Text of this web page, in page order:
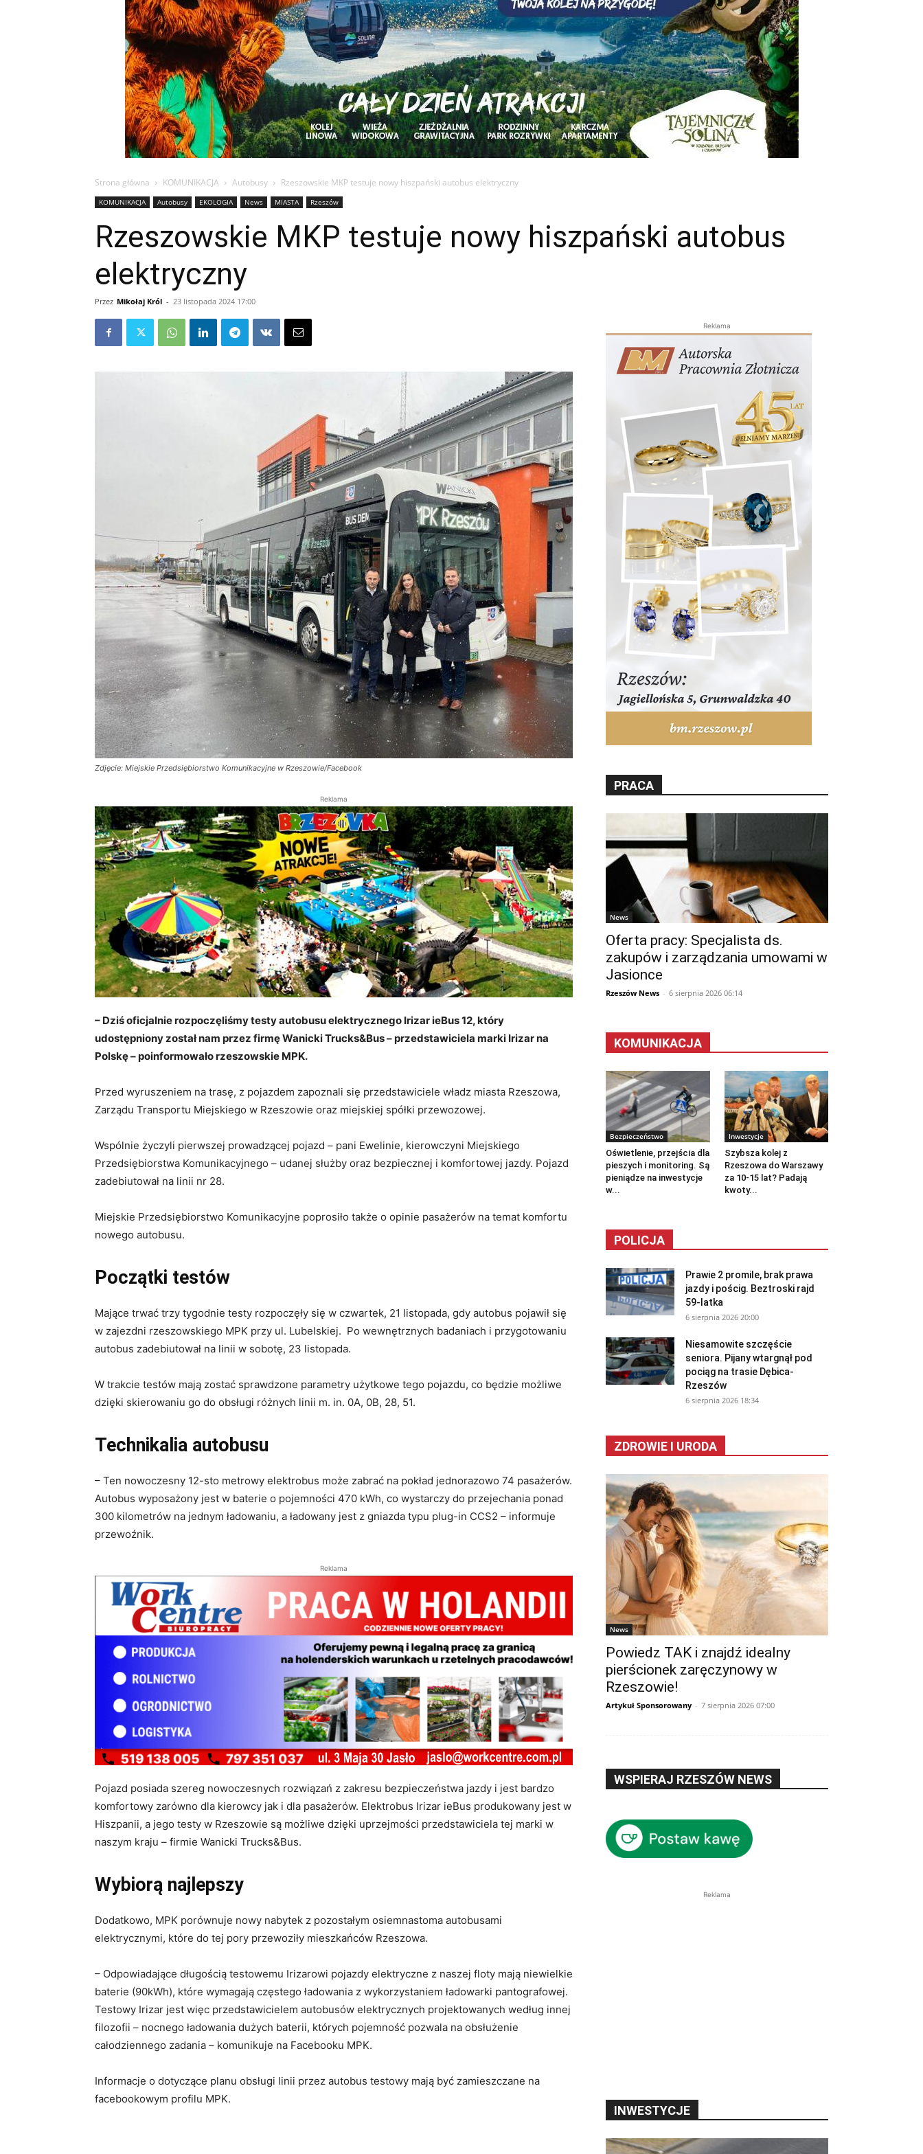
Strona główna KOMUNIKACJA Autobusy Rzeszowskie MKP testuje nowy hiszpański autobus elektryczny
KOMUNIKACJA Autobusy EKOLOGIA News MIASTA Rzeszów
Rzeszowskie MKP testuje nowy hiszpański autobus
elektryczny
Przez Mikołaj Król - 23 listopada 2024 17:00
Zdjęcie: Miejskie Przedsiębiorstwo Komunikacyjne w Rzeszowie/Facebook
Reklama
– Dziś oficjalnie rozpoczęliśmy testy autobusu elektrycznego Irizar ieBus 12, który
udostępniony został nam przez firmę Wanicki Trucks&Bus – przedstawiciela marki Irizar na
Polskę – poinformowało rzeszowskie MPK.
Przed wyruszeniem na trasę, z pojazdem zapoznali się przedstawiciele władz miasta Rzeszowa,
Zarządu Transportu Miejskiego w Rzeszowie oraz miejskiej spółki przewozowej.
Wspólnie życzyli pierwszej prowadzącej pojazd – pani Ewelinie, kierowczyni Miejskiego
Przedsiębiorstwa Komunikacyjnego – udanej służby oraz bezpiecznej i komfortowej jazdy. Pojazd
zadebiutował na linii nr 28.
Miejskie Przedsiębiorstwo Komunikacyjne poprosiło także o opinie pasażerów na temat komfortu
nowego autobusu.
Początki testów
Mające trwać trzy tygodnie testy rozpoczęły się w czwartek, 21 listopada, gdy autobus pojawił się
w zajezdni rzeszowskiego MPK przy ul. Lubelskiej. Po wewnętrznych badaniach i przygotowaniu
autobus zadebiutował na linii w sobotę, 23 listopada.
W trakcie testów mają zostać sprawdzone parametry użytkowe tego pojazdu, co będzie możliwe
dzięki skierowaniu go do obsługi różnych linii m. in. 0A, 0B, 28, 51.
Technikalia autobusu
– Ten nowoczesny 12-sto metrowy elektrobus może zabrać na pokład jednorazowo 74 pasażerów.
Autobus wyposażony jest w baterie o pojemności 470 kWh, co wystarczy do przejechania ponad
300 kilometrów na jednym ładowaniu, a ładowany jest z gniazda typu plug-in CCS2 – informuje
przewoźnik.
Reklama
Pojazd posiada szereg nowoczesnych rozwiązań z zakresu bezpieczeństwa jazdy i jest bardzo
komfortowy zarówno dla kierowcy jak i dla pasażerów. Elektrobus Irizar ieBus produkowany jest w
Hiszpanii, a jego testy w Rzeszowie są możliwe dzięki uprzejmości przedstawiciela tej marki w
naszym kraju – firmie Wanicki Trucks&Bus.
Wybiorą najlepszy
Dodatkowo, MPK porównuje nowy nabytek z pozostałym osiemnastoma autobusami
elektrycznymi, które do tej pory przewoziły mieszkańców Rzeszowa.
– Odpowiadające długością testowemu Irizarowi pojazdy elektryczne z naszej floty mają niewielkie
baterie (90kWh), które wymagają częstego ładowania z wykorzystaniem ładowarki pantografowej.
Testowy Irizar jest więc przedstawicielem autobusów elektrycznych projektowanych według innej
filozofii – nocnego ładowania dużych baterii, których pojemność pozwala na obsłużenie
całodziennego zadania – komunikuje na Facebooku MPK.
Informacje o dotyczące planu obsługi linii przez autobus testowy mają być zamieszczane na
facebookowym profilu MPK.
Reklama
PRACA
News
Oferta pracy: Specjalista ds.
zakupów i zarządzania umowami w
Jasionce
Rzeszów News - 6 sierpnia 2026 06:14
KOMUNIKACJA
Bezpieczeństwo
Oświetlenie, przejścia dla
pieszych i monitoring. Są
pieniądze na inwestycje
w...
Inwestycje
Szybsza kolej z
Rzeszowa do Warszawy
za 10-15 lat? Padają
kwoty...
POLICJA
Prawie 2 promile, brak prawa
jazdy i pościg. Beztroski rajd
59-latka
6 sierpnia 2026 20:00
Niesamowite szczęście
seniora. Pijany wtargnął pod
pociąg na trasie Dębica-
Rzeszów
6 sierpnia 2026 18:34
ZDROWIE I URODA
News
Powiedz TAK i znajdź idealny
pierścionek zaręczynowy w
Rzeszowie!
Artykuł Sponsorowany - 7 sierpnia 2026 07:00
WSPIERAJ RZESZÓW NEWS
Reklama
INWESTYCJE